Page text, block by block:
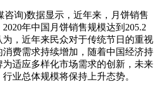
询)数据显示，近年来，月饼销售
年中国月饼销售规模达到205.2
，近年来民众对于传统节日的重视
费需求持续增加，随着中国经济持
适应多样化市场需求的创新，未来
业总体规模将保持上升态势。